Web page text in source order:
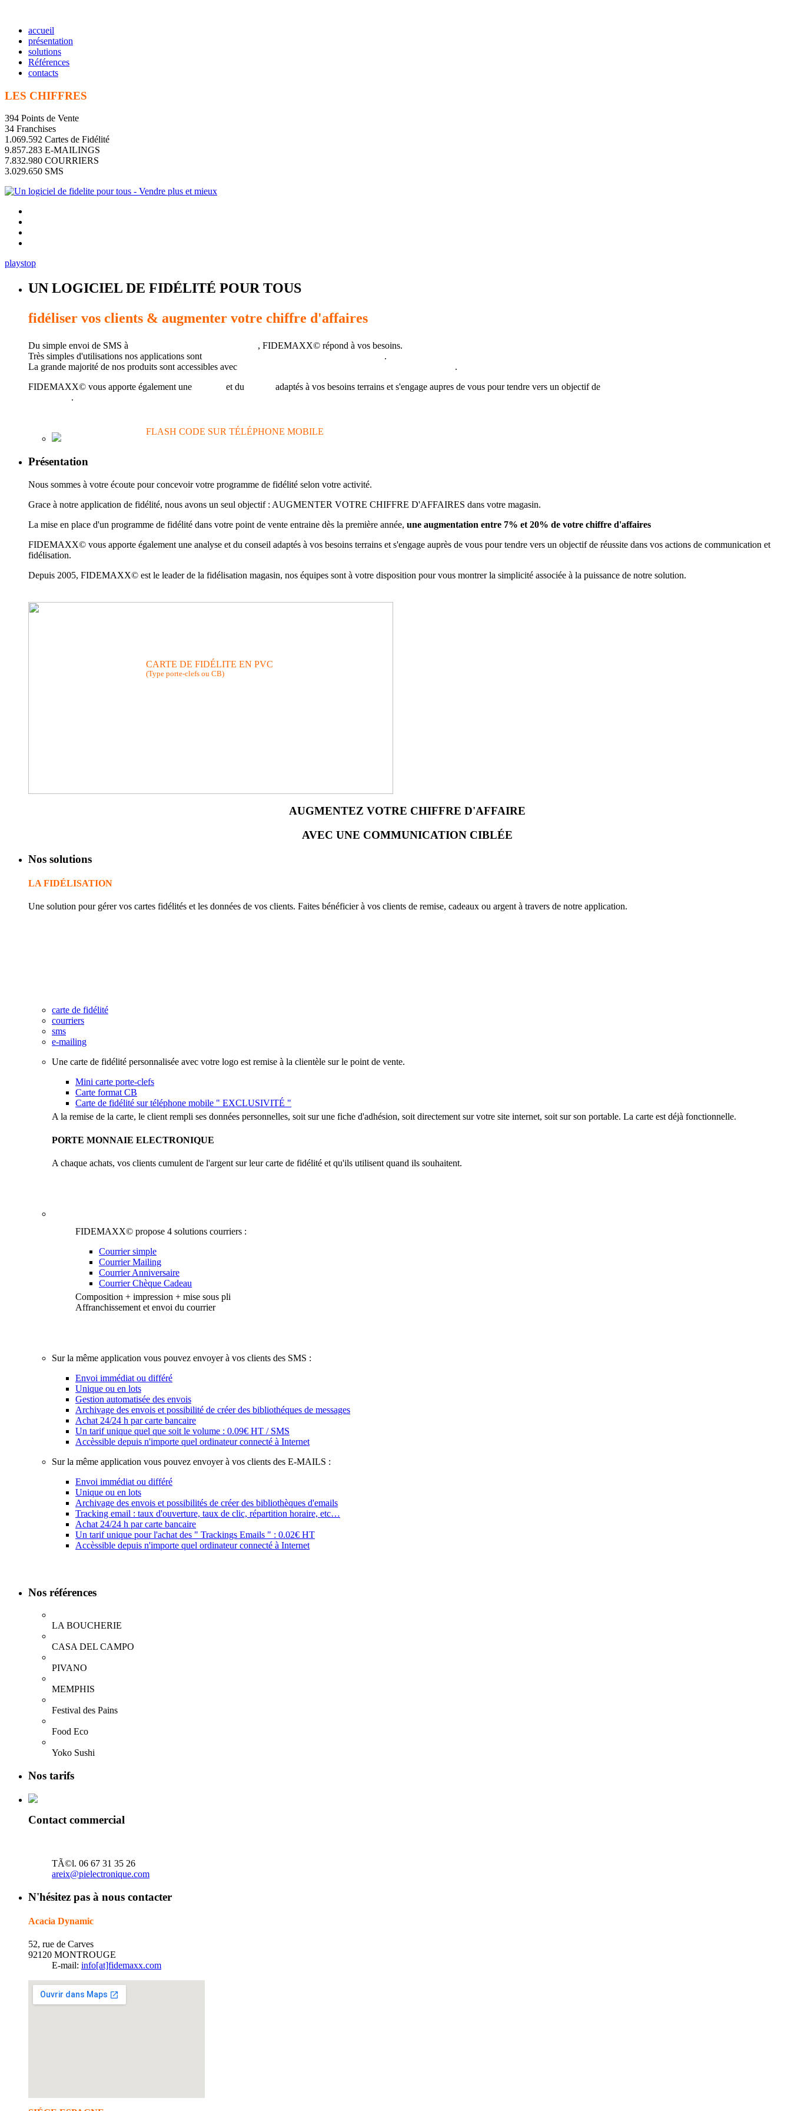
accueil
présentation
solutions
Références
contacts
LES CHIFFRES
394 Points de Vente
34 Franchises
1.069.592 Cartes de Fidélité
9.857.283 E-MAILINGS
7.832.980 COURRIERS
3.029.650 SMS
playstop
UN LOGICIEL DE FIDÉLITÉ POUR TOUS
fidéliser vos clients & augmenter votre chiffre d'affaires
Du simple envoi de SMS à
, FIDEMAXX© répond à vos besoins.
Très simples d'utilisations nos applications sont
.
La grande majorité de nos produits sont accessibles avec
.
FIDEMAXX© vous apporte également une
et du adaptés à vos besoins terrains et s'engage aupres de vous pour tendre vers un objectif de
.
FLASH CODE SUR TÉLÉPHONE MOBILE
CARTE DE FIDÉLITE EN PVC
(Type porte-clefs ou CB)
Présentation
Nous sommes à votre écoute pour concevoir votre programme de fidélité selon votre activité.
Grace à notre application de fidélité, nous avons un seul objectif : AUGMENTER VOTRE CHIFFRE D'AFFAIRES dans votre magasin.
La mise en place d'un programme de fidélité dans votre point de vente entraine dès la première année, une augmentation entre 7% et 20% de votre chiffre d'affaires
FIDEMAXX© vous apporte également une analyse et du conseil adaptés à vos besoins terrains et s'engage auprès de vous pour tendre vers un objectif de réussite dans vos actions de communication et
fidélisation.
Depuis 2005, FIDEMAXX© est le leader de la fidélisation magasin, nos équipes sont à votre disposition pour vous montrer la simplicité associée à la puissance de notre solution.
AUGMENTEZ VOTRE CHIFFRE D'AFFAIRE
AVEC UNE COMMUNICATION CIBLÉE
Nos solutions
LA FIDÉLISATION
Une solution pour gérer vos cartes fidélités et les données de vos clients. Faites bénéficier à vos clients de remise, cadeaux ou argent à travers de notre application.
carte de fidélité
courriers
sms
e-mailing
Une carte de fidélité personnalisée avec votre logo est remise à la clientèle sur le point de vente.
Mini carte porte-clefs
Carte format CB
Carte de fidélité sur téléphone mobile " EXCLUSIVITÉ "
A la remise de la carte, le client rempli ses données personnelles, soit sur une fiche d'adhésion, soit directement sur votre site internet, soit sur son portable. La carte est déjà fonctionnelle.
PORTE MONNAIE ELECTRONIQUE
A chaque achats, vos clients cumulent de l'argent sur leur carte de fidélité et qu'ils utilisent quand ils souhaitent.
FIDEMAXX© propose 4 solutions courriers :
Courrier simple
Courrier Mailing
Courrier Anniversaire
Courrier Chèque Cadeau
Composition + impression + mise sous pli
Affranchissement et envoi du courrier
Sur la même application vous pouvez envoyer à vos clients des SMS :
Envoi immédiat ou différé
Unique ou en lots
Gestion automatisée des envois
Archivage des envois et possibilité de créer des bibliothéques de messages
Achat 24/24 h par carte bancaire
Un tarif unique quel que soit le volume : 0.09€ HT / SMS
Accèssible depuis n'importe quel ordinateur connecté à Internet
Sur la même application vous pouvez envoyer à vos clients des E-MAILS :
Envoi immédiat ou différé
Unique ou en lots
Archivage des envois et possibilités de créer des bibliothèques d'emails
Tracking email : taux d'ouverture, taux de clic, répartition horaire, etc…
Achat 24/24 h par carte bancaire
Un tarif unique pour l'achat des " Trackings Emails " : 0.02€ HT
Accèssible depuis n'importe quel ordinateur connecté à Internet
Nos références
LA BOUCHERIE
CASA DEL CAMPO
PIVANO
MEMPHIS
Festival des Pains
Food Eco
Yoko Sushi
Nos tarifs
Contact commercial
TÃ©l. 06 67 31 35 26
areix@pielectronique.com
N'hésitez pas à nous contacter
Acacia Dynamic
52, rue de Carves
92120 MONTROUGE
E-mail: info[at]fidemaxx.com